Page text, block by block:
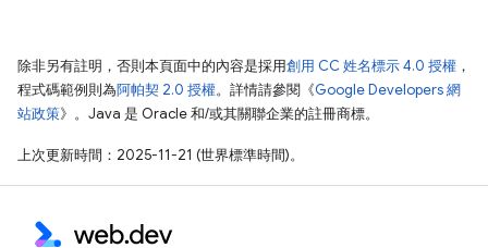
除非另有註明，否則本頁面中的內容是採用創用 CC 姓名標示 4.0 授權 ，
程式碼範例則為阿帕契 2.0 授權。詳情請參閱《Google Developers 網
站政策》。Java 是 Oracle 和/或其關聯企業的註冊商標。
上次更新時間：2025-11-21 (世界標準時間)。